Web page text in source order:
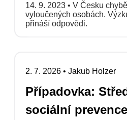
14. 9. 2023 • V Česku
vyloučených osobách.
přináší odpovědi.
2. 7. 2026 • Jakub Holzer
Případovka:
sociální